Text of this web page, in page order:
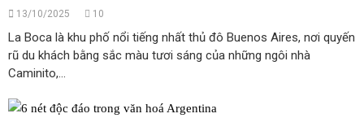
13/10/2025 10
La Boca là khu phố nổi tiếng nhất thủ đô Buenos Aires, nơi quyến
rũ du khách bằng sắc màu tươi sáng của những ngôi nhà
Caminito,...